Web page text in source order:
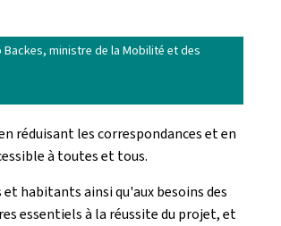
ministre de la Mobilité et des
réduisant les correspondances et en
à toutes et tous.
habitants ainsi qu'aux besoins des
essentiels à la réussite du projet, et